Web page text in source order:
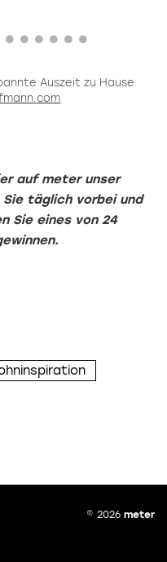
Auszeit zu Hause.
auf meter unser
täglich vorbei und
Sie eines von 24
© 2026 meter